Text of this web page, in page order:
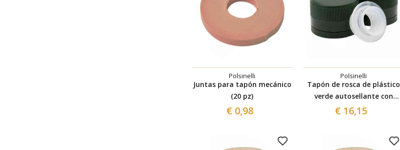
Polsinelli
Juntas para tapón mecánico
(20 pz)
€ 0,98
Polsinelli
Tapón de rosca de plástico
verde autosellante con
antigoteo ⌀31,5 (100 pzas)
€ 16,15